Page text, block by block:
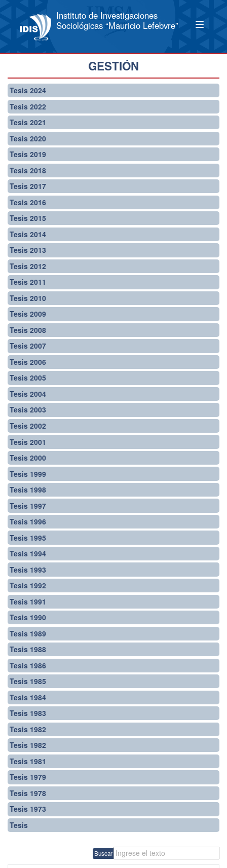
Instituto de Investigaciones
Sociológicas “Mauricio Lefebvre”
GESTIÓN
Tesis 2024
Tesis 2022
Tesis 2021
Tesis 2020
Tesis 2019
Tesis 2018
Tesis 2017
Tesis 2016
Tesis 2015
Tesis 2014
Tesis 2013
Tesis 2012
Tesis 2011
Tesis 2010
Tesis 2009
Tesis 2008
Tesis 2007
Tesis 2006
Tesis 2005
Tesis 2004
Tesis 2003
Tesis 2002
Tesis 2001
Tesis 2000
Tesis 1999
Tesis 1998
Tesis 1997
Tesis 1996
Tesis 1995
Tesis 1994
Tesis 1993
Tesis 1992
Tesis 1991
Tesis 1990
Tesis 1989
Tesis 1988
Tesis 1986
Tesis 1985
Tesis 1984
Tesis 1983
Tesis 1982
Tesis 1982
Tesis 1981
Tesis 1979
Tesis 1978
Tesis 1973
Tesis
Buscar